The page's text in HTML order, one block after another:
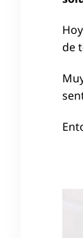
de